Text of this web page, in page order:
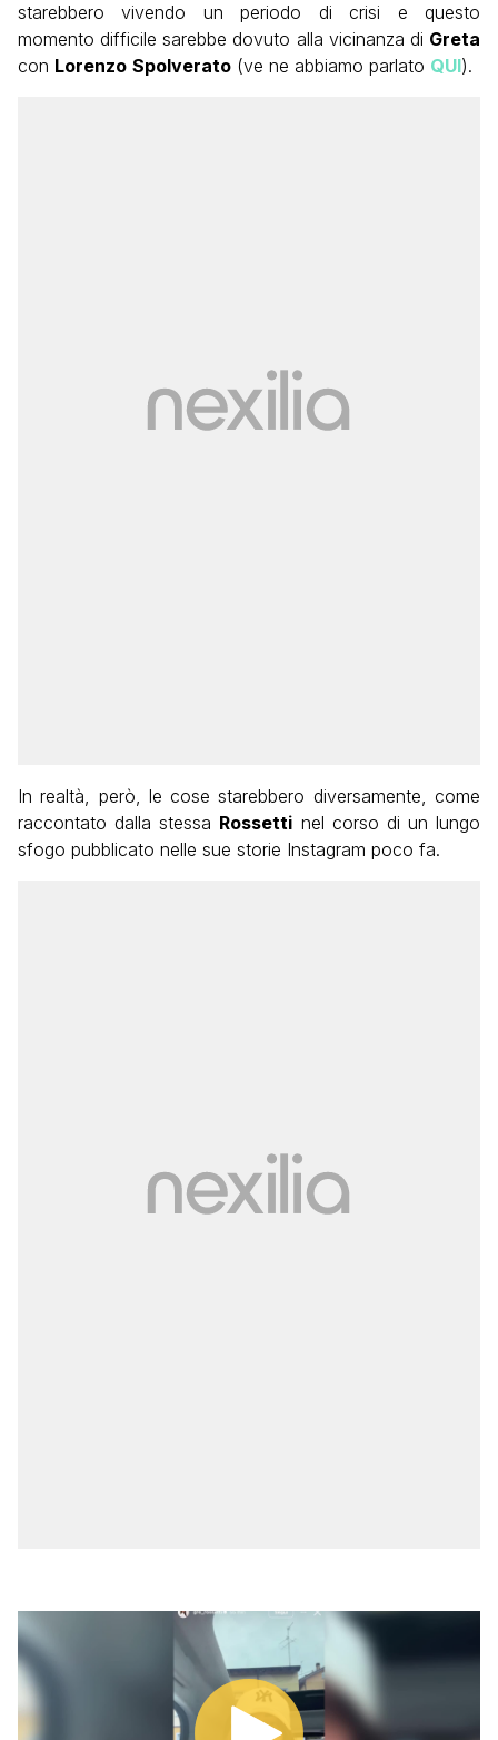
starebbero vivendo un periodo di crisi e questo
momento difficile sarebbe dovuto alla vicinanza di Greta
con Lorenzo Spolverato (ve ne abbiamo parlato QUI).
In realtà, però, le cose starebbero diversamente, come
raccontato dalla stessa Rossetti nel corso di un lungo
sfogo pubblicato nelle sue storie Instagram poco fa.